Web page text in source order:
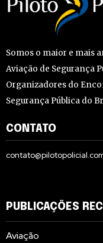
Somos o maior e mais
Aviação de Segurança
Organizadores do
Segurança Pública do
CONTATO
PUBLICAÇÕES
Aviação